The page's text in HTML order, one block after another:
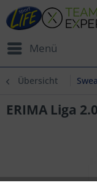
Menü
Übersicht
ERIMA Liga